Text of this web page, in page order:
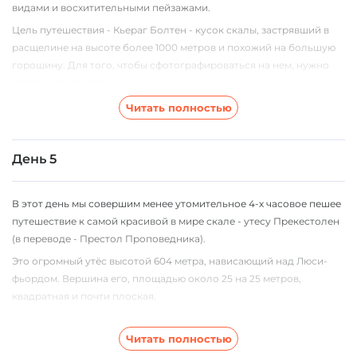
бурных рек. Ночь в палатках на берегу высокогорного озера.
видами и восхитительными пейзажами.
Цель путешествия - Кьераг Болтен - кусок скалы, застрявший в
расщелине на высоте более 1000 метров и похожий на большую
горошину. Для того, чтобы сфотографироваться на нем, нужно
С Кьерага открывается совершенно изумительный вид на Люси-
фьорд. После трекинга мы переедем в окрестности города
Ставангер. Ночь в кемпинге.
Читать полностью
День 5
В этот день мы совершим менее утомительное 4-х часовое пешее
путешествие к самой красивой в мире скале - утесу Прекестолен
(в переводе - Престол Проповедника).
Это огромный утёс высотой 604 метра, нависающий над Люси-
фьордом. Вершина его, площадью около 25 на 25 метров,
квадратная и почти плоская.
благодаря ему скала известна как одна из главных природных
достопримечательностей Норвегии. Посмотрим мы на
Читать полностью